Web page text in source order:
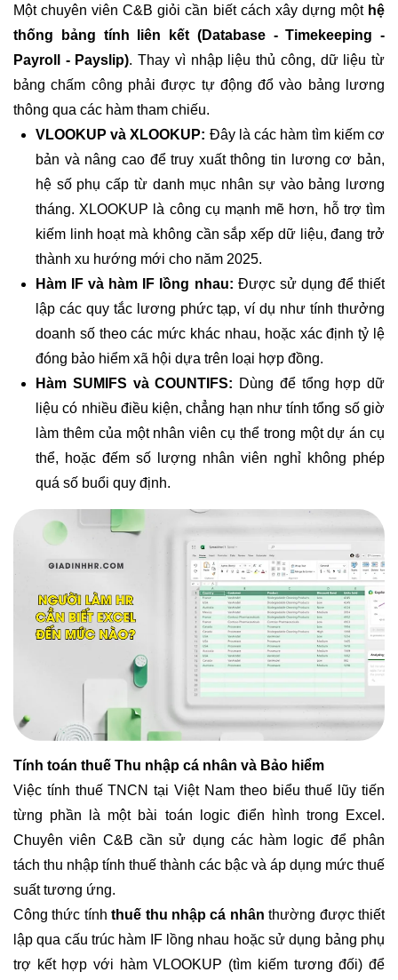
Một chuyên viên C&B giỏi cần biết cách xây dựng một hệ
thống bảng tính liên kết (Database - Timekeeping -
Payroll - Payslip). Thay vì nhập liệu thủ công, dữ liệu từ
bảng chấm công phải được tự động đổ vào bảng lương
thông qua các hàm tham chiếu.
VLOOKUP và XLOOKUP: Đây là các hàm tìm kiếm cơ
bản và nâng cao để truy xuất thông tin lương cơ bản,
hệ số phụ cấp từ danh mục nhân sự vào bảng lương
tháng. XLOOKUP là công cụ mạnh mẽ hơn, hỗ trợ tìm
kiếm linh hoạt mà không cần sắp xếp dữ liệu, đang trở
thành xu hướng mới cho năm 2025.
Hàm IF và hàm IF lồng nhau: Được sử dụng để thiết
lập các quy tắc lương phức tạp, ví dụ như tính thưởng
doanh số theo các mức khác nhau, hoặc xác định tỷ lệ
đóng bảo hiểm xã hội dựa trên loại hợp đồng.
Hàm SUMIFS và COUNTIFS: Dùng để tổng hợp dữ
liệu có nhiều điều kiện, chẳng hạn như tính tổng số giờ
làm thêm của một nhân viên cụ thể trong một dự án cụ
thể, hoặc đếm số lượng nhân viên nghỉ không phép
quá số buổi quy định.
Tính toán thuế Thu nhập cá nhân và Bảo hiểm
Việc tính thuế TNCN tại Việt Nam theo biểu thuế lũy tiến
từng phần là một bài toán logic điển hình trong Excel.
Chuyên viên C&B cần sử dụng các hàm logic để phân
tách thu nhập tính thuế thành các bậc và áp dụng mức thuế
suất tương ứng.
Công thức tínhthuế thu nhập cá nhân thường được thiết
lập qua cấu trúc hàm IF lồng nhau hoặc sử dụng bảng phụ
trợ kết hợp với hàm VLOOKUP (tìm kiếm tương đối) để